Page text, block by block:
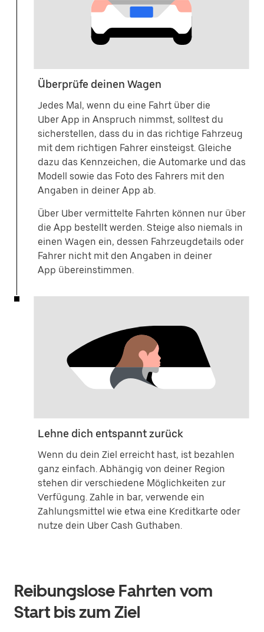
Überprüfe deinen Wagen
Jedes Mal, wenn du eine Fahrt über die
Uber App in Anspruch nimmst, solltest du
sicherstellen, dass du in das richtige Fahrzeug
mit dem richtigen Fahrer einsteigst. Gleiche
dazu das Kennzeichen, die Automarke und das
Modell sowie das Foto des Fahrers mit den
Angaben in deiner App ab.
Über Uber vermittelte Fahrten können nur über
die App bestellt werden. Steige also niemals in
einen Wagen ein, dessen Fahrzeugdetails oder
Fahrer nicht mit den Angaben in deiner
App übereinstimmen.
Lehne dich entspannt zurück
Wenn du dein Ziel erreicht hast, ist bezahlen
ganz einfach. Abhängig von deiner Region
stehen dir verschiedene Möglichkeiten zur
Verfügung. Zahle in bar, verwende ein
Zahlungsmittel wie etwa eine Kreditkarte oder
nutze dein Uber Cash Guthaben.
Reibungslose Fahrten vom
Start bis zum Ziel